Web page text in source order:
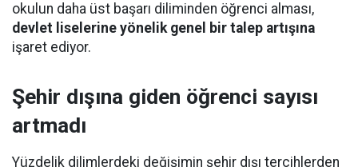
okulun daha üst başarı diliminden öğrenci alması,
devlet liselerine yönelik genel bir talep artışına
işaret ediyor.
Şehir dışına giden öğrenci sayısı
artmadı
Yüzdelik dilimlerdeki değişimin şehir dışı tercihlerden